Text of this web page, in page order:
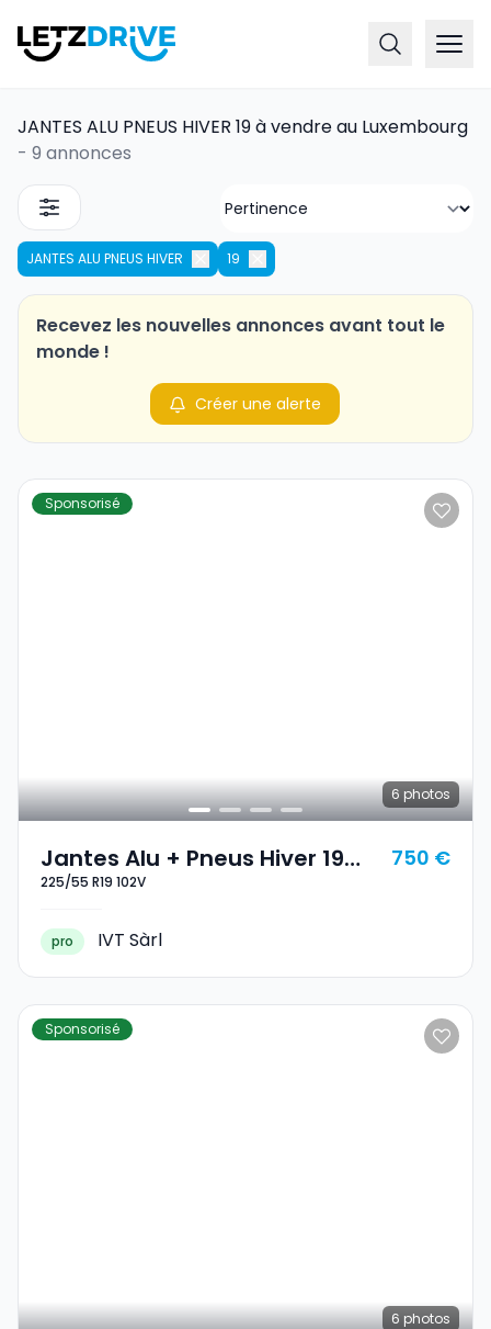
JANTES ALU PNEUS HIVER 19 à vendre au Luxembourg
- 9 annonces
JANTES ALU PNEUS HIVER 19
Recevez les nouvelles annonces avant tout le
monde !
Créer une alerte
Sponsorisé
6 photos
Jantes Alu + Pneus Hiver 19
225/55 R19 102V
225/55 R19 102V
750 €
pro IVT Sàrl
Sponsorisé
6 photos